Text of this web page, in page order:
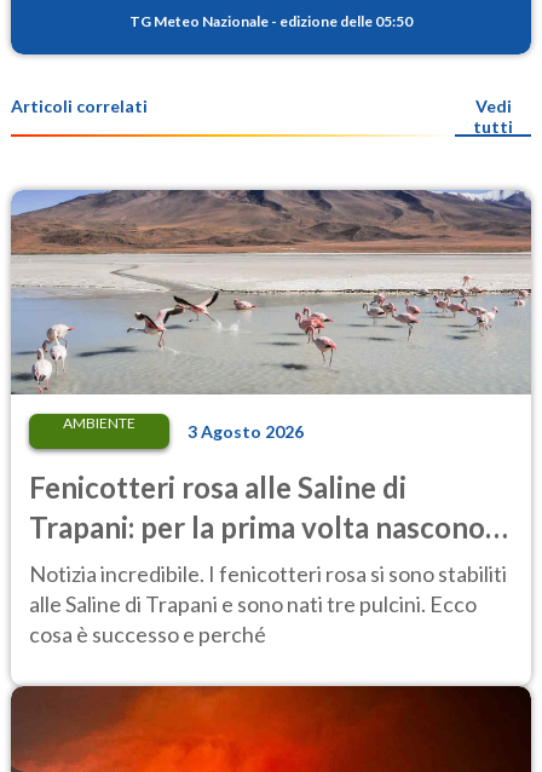
TG Meteo Nazionale - edizione delle 05:50
Articoli correlati
Vedi
tutti
AMBIENTE 3 Agosto 2026
Fenicotteri rosa alle Saline di
Trapani: per la prima volta nascono
tre pulcini nella riserva
Notizia incredibile. I fenicotteri rosa si sono stabiliti
alle Saline di Trapani e sono nati tre pulcini. Ecco
cosa è successo e perché